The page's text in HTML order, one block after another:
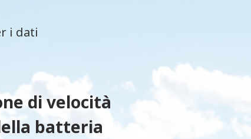
i dati
di velocità
batteria